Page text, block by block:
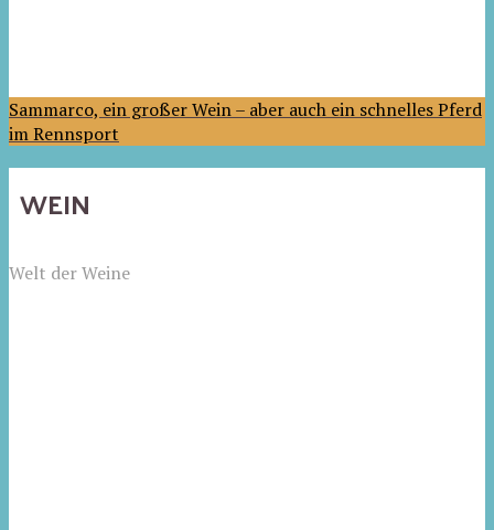
Sammarco, ein großer Wein – aber auch ein schnelles Pferd
im Rennsport
WEIN
Welt der Weine